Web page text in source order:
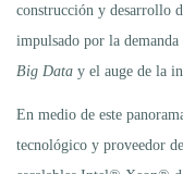
construcción y desarrollo
impulsado por la
Big Data y el auge de la
En medio de este
tecnológico y proveedor